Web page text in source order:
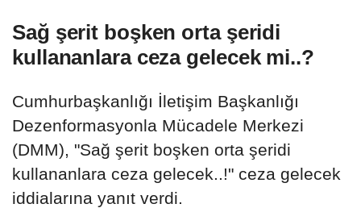
Sağ şerit boşken orta şeridi
kullananlara ceza gelecek mi..?
Cumhurbaşkanlığı İletişim Başkanlığı
Dezenformasyonla Mücadele Merkezi
(DMM), "Sağ şerit boşken orta şeridi
kullananlara ceza gelecek..!" ceza gelecek
iddialarına yanıt verdi.